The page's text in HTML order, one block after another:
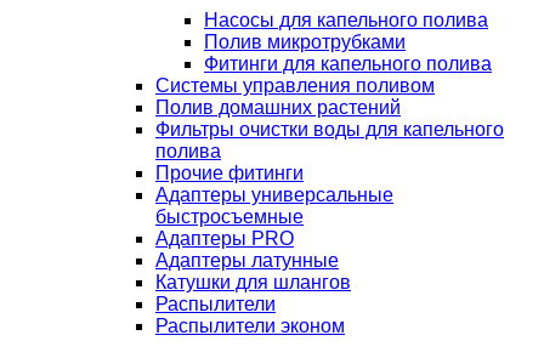
Насосы для капельного полива
Полив микротрубками
Фитинги для капельного полива
Системы управления поливом
Полив домашних растений
Фильтры очистки воды для капельного
полива
Прочие фитинги
Адаптеры универсальные
быстросъемные
Адаптеры PRO
Адаптеры латунные
Катушки для шлангов
Распылители
Распылители эконом